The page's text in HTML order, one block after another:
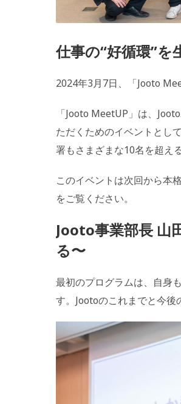
仕事の“好循環”
2024年3月7日、「Jooto
「Jooto MeetUP」は、
ただくためのイベントとし
署もさまざまな10名を超え
このイベントは次回から本
をご覧ください。
Jooto事業部長 山
る〜
最初のプログラムは、自身
す。Jootoのこれまでと今後